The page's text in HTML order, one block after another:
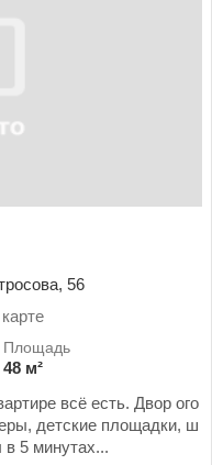
56
48 м²
всё есть. Двор ого
детские площадки, ш
в 5 минутах...